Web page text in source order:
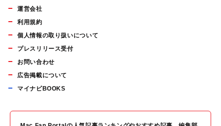
運営会社
利用規約
個人情報の取り扱いについて
プレスリリース受付
お問い合わせ
広告掲載について
マイナビBOOKS